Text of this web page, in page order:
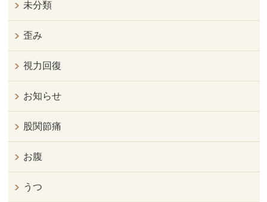
未分類
歪み
視力回復
お知らせ
股関節痛
お腹
うつ